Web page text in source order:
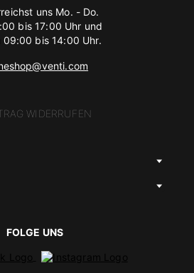
uns Mo. - Do.
bis 17:00 Uhr und
09:00 bis 14:00 Uhr.
WIDERRUFEN
FOLGE UNS